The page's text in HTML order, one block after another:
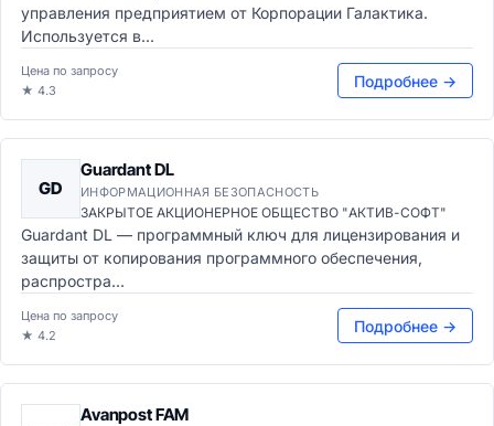
управления предприятием от Корпорации Галактика.
Используется в...
Цена по запросу
★ 4.3
Подробнее →
GD
Guardant DL
ИНФОРМАЦИОННАЯ БЕЗОПАСНОСТЬ
ЗАКРЫТОЕ АКЦИОНЕРНОЕ ОБЩЕСТВО "АКТИВ-СОФТ"
Guardant DL — программный ключ для лицензирования и
защиты от копирования программного обеспечения,
распростра...
Цена по запросу
★ 4.2
Подробнее →
Avanpost FAM